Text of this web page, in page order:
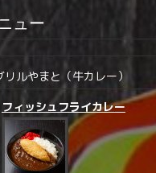
ュー
リルやまと（牛カレー）
フィッシュフライカレー